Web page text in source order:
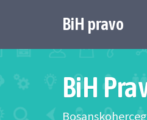
BiH pravo
BiH